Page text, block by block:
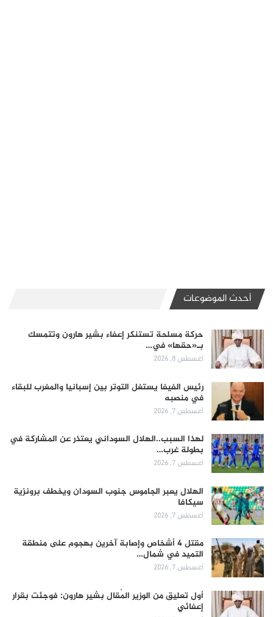
أحدث الموضوعات
حركة مسلحة تستنكر إعفاء بشير هارون وتتمسك
بـ«حقها» في…
أغسطس 8, 2026
رئيس الفيفا يستغل التوتر بين إسبانيا والمغرب للبقاء
في منصبه
أغسطس 7, 2026
لهذا السبب..الهلال السوداني يعتذر عن المشاركة في
بطولة غرب…
أغسطس 7, 2026
الهلال يعبر الجاموس جنوب السودان ويخطف برونزية
سيكافا
أغسطس 7, 2026
مقتل 4 أشخاص وإصابة آخرين بهجوم على منطقة
التميد في شمال…
أغسطس 7, 2026
أول تعليق من الوزير المُقال بشير هارون: فوجئت بقرار
إعفائي